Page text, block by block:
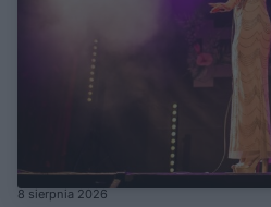
8 sierpnia 2026